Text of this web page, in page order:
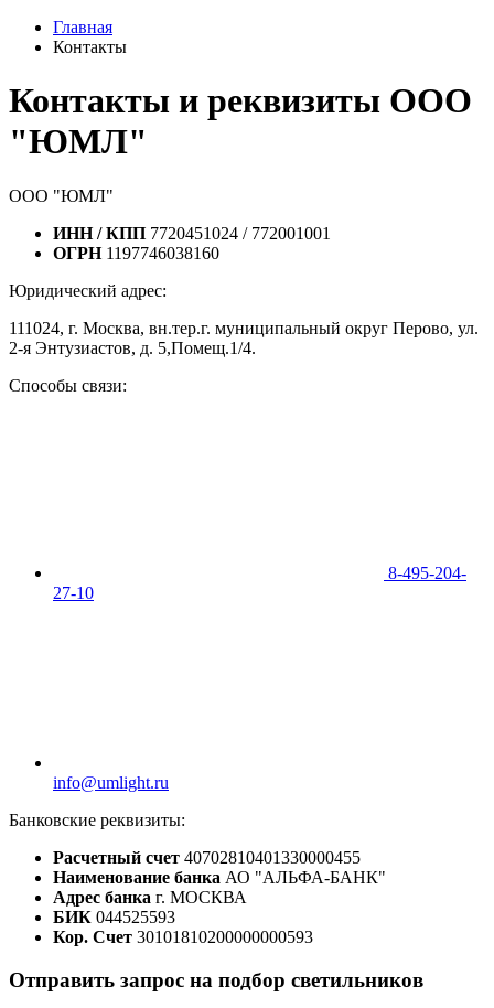
Главная
Контакты
Контакты и реквизиты ООО
"ЮМЛ"
ООО "ЮМЛ"
ИНН / КПП 7720451024 / 772001001
ОГРН1197746038160
Юридический адрес:
111024, г. Москва, вн.тер.г. муниципальный округ Перово, ул.
2-я Энтузиастов, д. 5,Помещ.1/4.
Способы связи:
8-495-204-
27-10
info@umlight.ru
Банковские реквизиты:
Расчетный счет 40702810401330000455
Наименование банка АО "АЛЬФА-БАНК"
Адрес банка г. МОСКВА
БИК 044525593
Кор. Счет 30101810200000000593
Отправить запрос на подбор светильников